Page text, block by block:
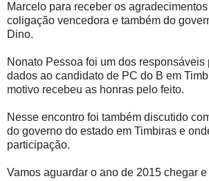
Marcelo para receber os
coligação vencedora e também do
Dino.
Nonato Pessoa foi um dos responsáveis
dados ao candidato de PC do B em
motivo recebeu as honras pelo feito.
Nesse encontro foi também discutido
do governo do estado em Timbiras e
participação.
Vamos aguardar o ano de 2015 chegar